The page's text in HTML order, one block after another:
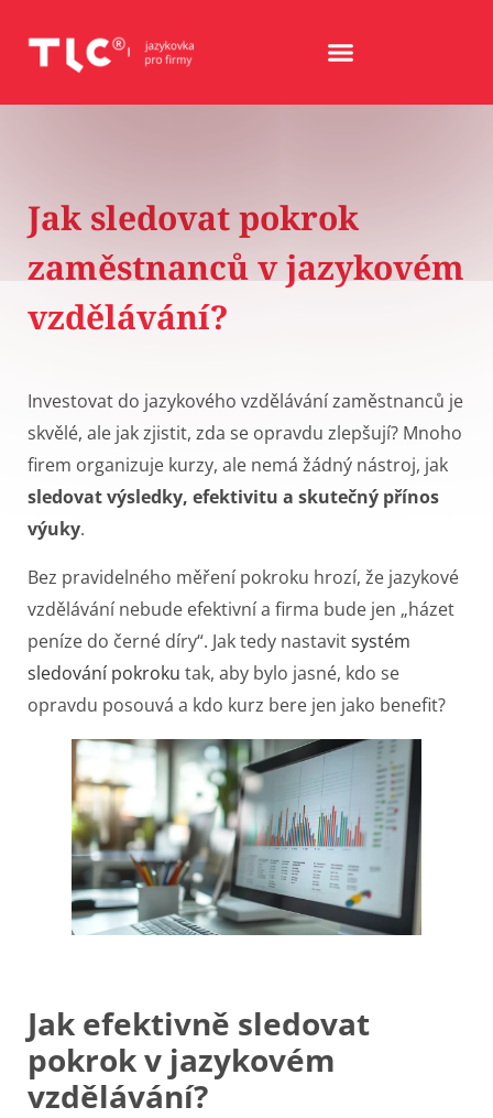
Jak sledovat pokrok
zaměstnanců v jazykovém
vzdělávání?
Investovat do jazykového vzdělávání zaměstnanců je
skvělé, ale jak zjistit, zda se opravdu zlepšují? Mnoho
firem organizuje kurzy, ale nemá žádný nástroj, jak
sledovat výsledky, efektivitu a skutečný přínos
výuky.
Bez pravidelného měření pokroku hrozí, že jazykové
vzdělávání nebude efektivní a firma bude jen „házet
peníze do černé díry“. Jak tedy nastavitsystém
sledování pokroku tak, aby bylo jasné, kdo se
opravdu posouvá a kdo kurz bere jen jako benefit?
Jak efektivně sledovat
pokrok v jazykovém
vzdělávání?